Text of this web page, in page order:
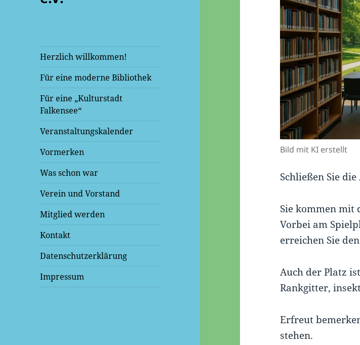
Herzlich willkommen!
Für eine moderne Bibliothek
Für eine „Kulturstadt
Falkensee“
Veranstaltungskalender
Vormerken
Was schon war
Verein und Vorstand
Mitglied werden
Kontakt
Datenschutzerklärung
Impressum
Bild mit KI erstellt
Schließen Sie
Sie kommen mit
Vorbei am
erreichen Sie
Auch der Platz
Rankgitter,
Erfreut
stehen.